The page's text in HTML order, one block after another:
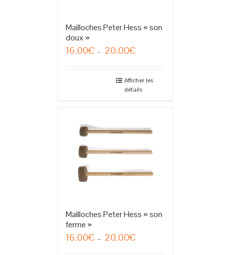
Mailloches Peter Hess « son
doux »
16.00€ – 20.00€Plage
16.00€
à
Afficher les
détails
Mailloches Peter Hess « son
ferme »
16.00€ – 20.00€Plage